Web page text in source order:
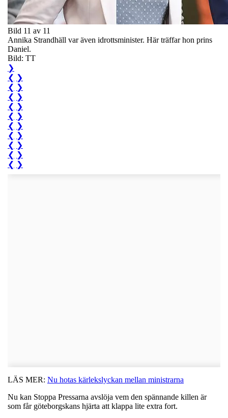
Bild 11 av 11
Annika Strandhäll var även idrottsminister. Här träffar hon prins
Daniel.
Bild: TT
❯
❮ ❯
❮ ❯
❮ ❯
❮ ❯
❮ ❯
❮ ❯
❮ ❯
❮ ❯
❮ ❯
❮ ❯
LÄS MER: Nu hotas kärlekslyckan mellan ministrarna
Nu kan Stoppa Pressarna avslöja vem den spännande killen är
som får göteborgskans hjärta att klappa lite extra fort.